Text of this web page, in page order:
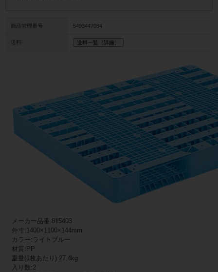
商品管理番号 5493447084
送料 送料一覧（詳細）
メーカー品番:815403
外寸:1400×1100×144mm
カラー:ライトブルー
材質:PP
重量(1枚あたり):27.4kg
入り数:2